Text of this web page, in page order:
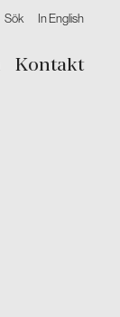
Sök In English
Kontakt